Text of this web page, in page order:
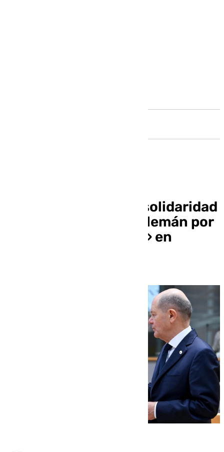
Sánchez expresa su solidaridad
a Scholz y al pueblo alemán por
el «terrible atropello» en